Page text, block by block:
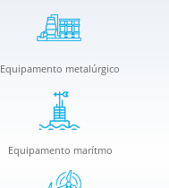
Equipamento metalúrgico
Equipamento marítmo